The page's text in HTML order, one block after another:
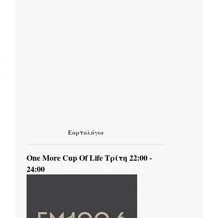
Εορτολόγιο
One More Cup Of Life Τρίτη 22:00 -
24:00